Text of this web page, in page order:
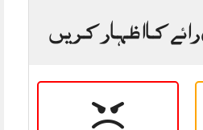
کا اظہار کریں